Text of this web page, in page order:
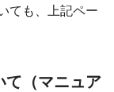
ても、上記ペー
て（マニュア